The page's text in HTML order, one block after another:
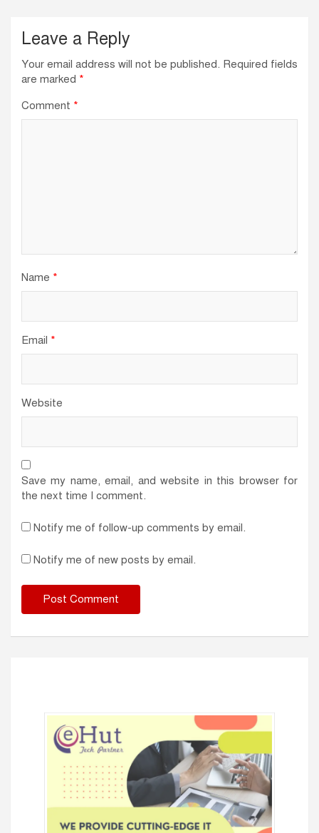
Leave a Reply
Your email address will not be published. Required fields
are marked *
Comment *
Name *
Email *
Website
Save my name, email, and website in this browser for
the next time I comment.
Notify me of follow-up comments by email.
Notify me of new posts by email.